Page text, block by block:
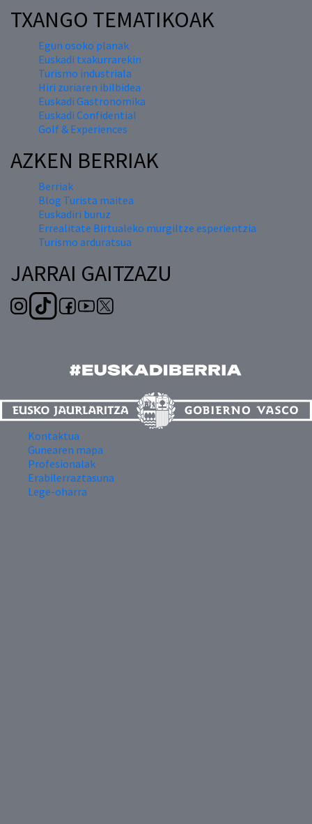
TXANGO TEMATIKOAK
Egun osoko planak
Euskadi txakurrarekin
Turismo industriala
Hiri zuriaren ibilbidea
Euskadi Gastronomika
Euskadi Confidential
Golf & Experiences
AZKEN BERRIAK
Berriak
Blog Turista maitea
Euskadiri buruz
Errealitate Birtualeko murgiltze esperientzia
Turismo arduratsua
JARRAI GAITZAZU
Kontaktua
Gunearen mapa
Profesionalak
Erabilerraztasuna
Lege-oharra